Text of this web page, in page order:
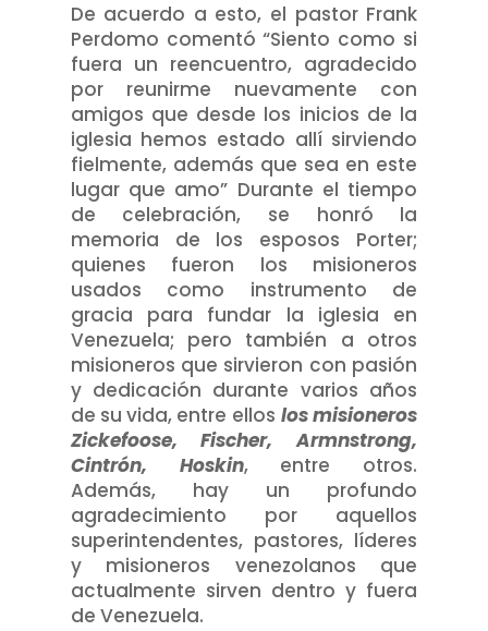
De acuerdo a esto, el pastor Frank
Perdomo comentó “Siento como si
fuera un reencuentro, agradecido
por reunirme nuevamente con
amigos que desde los inicios de la
iglesia hemos estado allí sirviendo
fielmente, además que sea en este
lugar que amo” Durante el tiempo
de celebración, se honró la
memoria de los esposos Porter;
quienes fueron los misioneros
usados como instrumento de
gracia para fundar la iglesia en
Venezuela; pero también a otros
misioneros que sirvieron con pasión
y dedicación durante varios años
de su vida, entre ellos los misioneros
Zickefoose, Fischer, Armnstrong,
Cintrón, Hoskin, entre otros.
Además, hay un profundo
agradecimiento por aquellos
superintendentes, pastores, líderes
y misioneros venezolanos que
actualmente sirven dentro y fuera
de Venezuela.